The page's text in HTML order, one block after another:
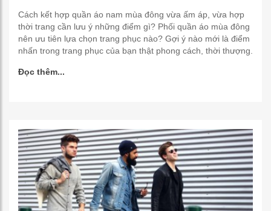
Cách kết hợp quần áo nam mùa đông vừa ấm áp, vừa hợp
thời trang cần lưu ý những điểm gì? Phối quần áo mùa đông
nên ưu tiên lựa chọn trang phục nào? Gợi ý nào mới là điểm
nhấn trong trang phục của bạn thật phong cách, thời thượng.
Đọc thêm...